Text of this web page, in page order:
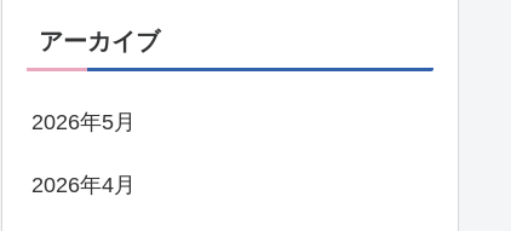
アーカイブ
2026年5月
2026年4月